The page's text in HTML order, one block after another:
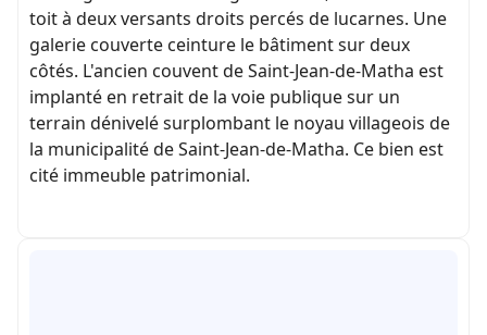
toit à deux versants droits percés de lucarnes. Une
galerie couverte ceinture le bâtiment sur deux
côtés. L'ancien couvent de Saint-Jean-de-Matha est
implanté en retrait de la voie publique sur un
terrain dénivelé surplombant le noyau villageois de
la municipalité de Saint-Jean-de-Matha. Ce bien est
cité immeuble patrimonial.